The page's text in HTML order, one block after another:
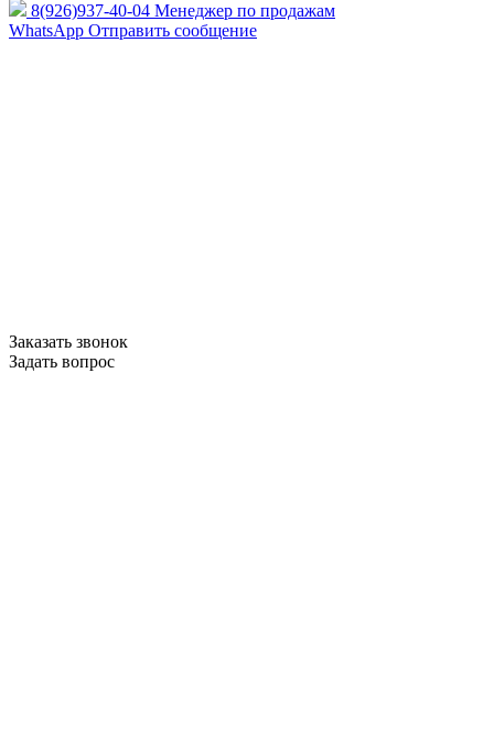
8(926)937-40-04 Менеджер по продажам
WhatsApp Отправить сообщение
Заказать звонок
Задать вопрос